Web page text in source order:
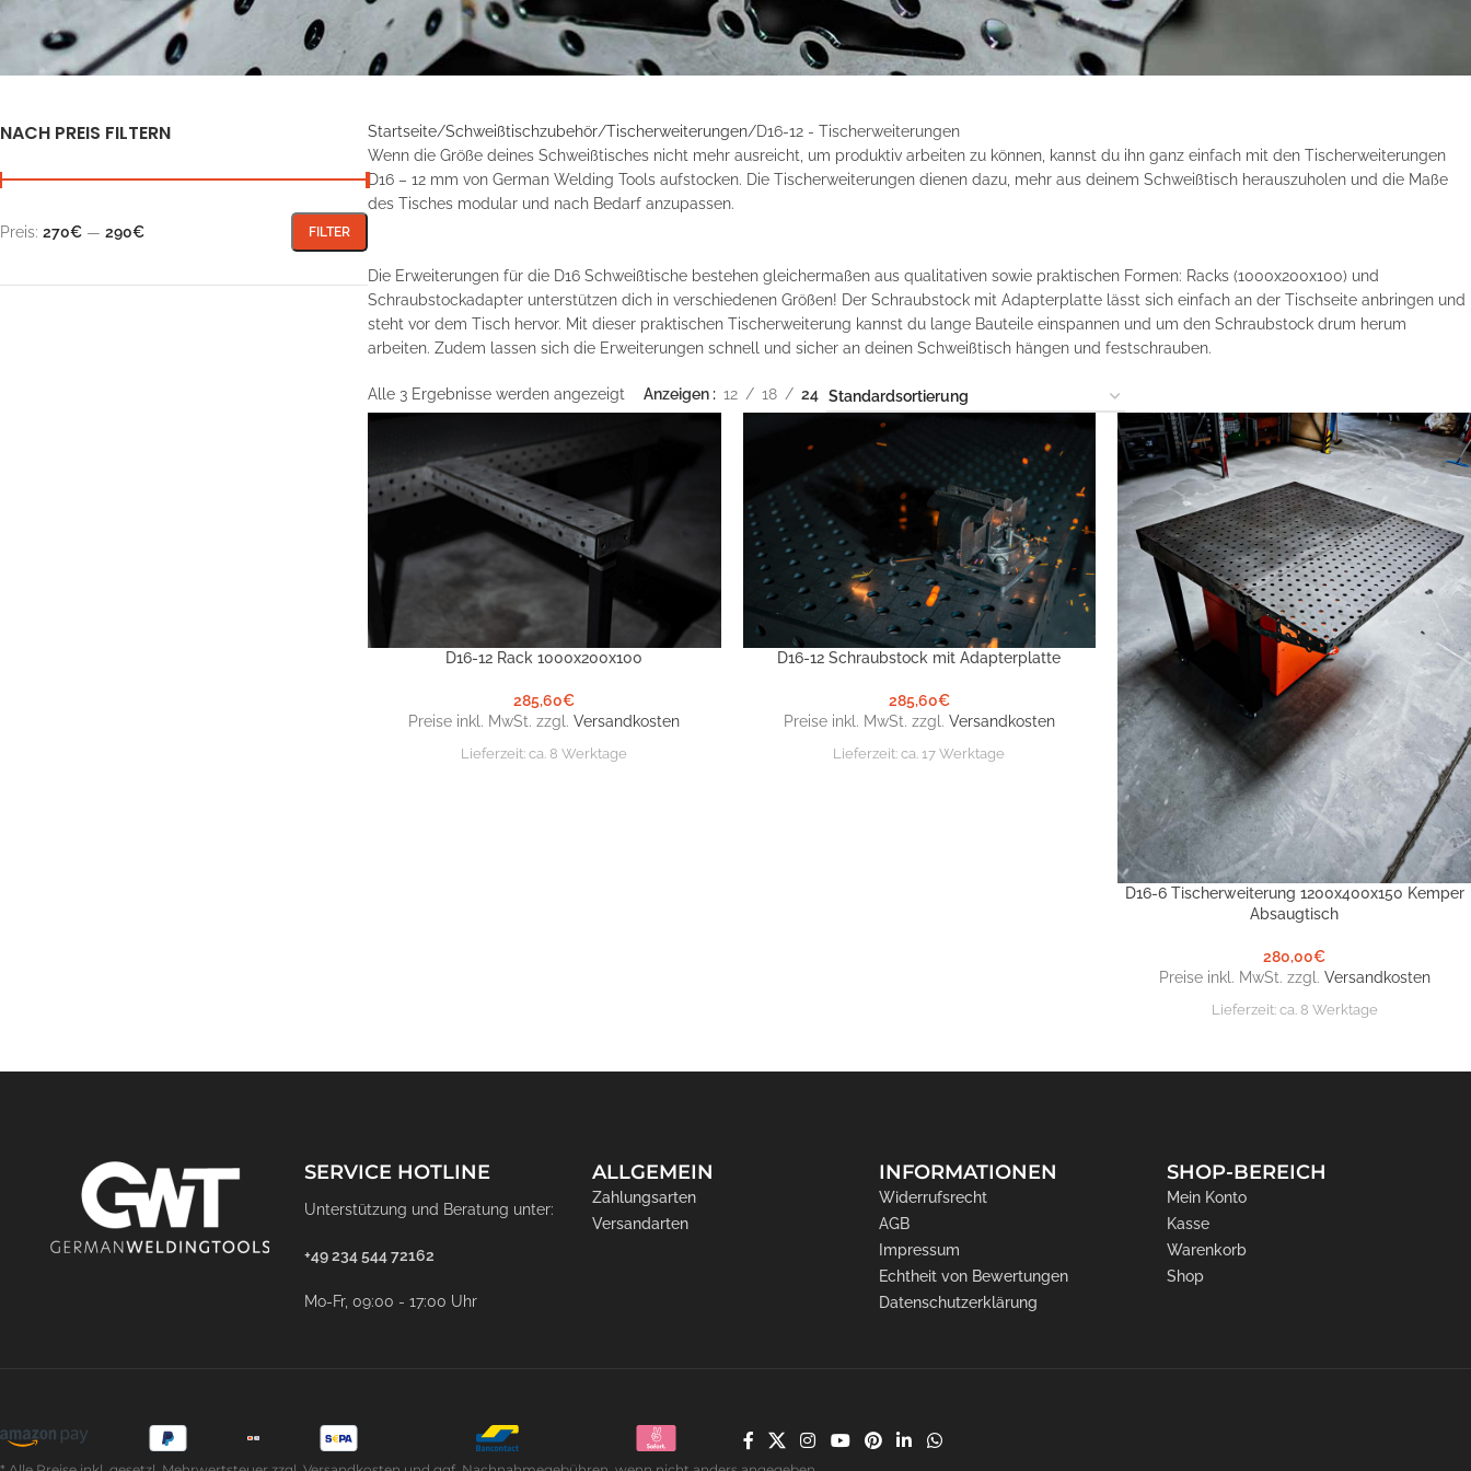
NACH PREIS FILTERN
FILTER
Preis: 270€ — 290€
Startseite Schweißtischzubehör Tischerweiterungen
D16-12 - Tischerweiterungen
Wenn die Größe deines Schweißtisches nicht mehr ausreicht, um produktiv arbeiten zu können, kannst du ihn ganz einfach mit den Tischerweiterungen
D16 – 12 mm von German Welding Tools aufstocken. Die Tischerweiterungen dienen dazu, mehr aus deinem Schweißtisch herauszuholen und die Maße
des Tisches modular und nach Bedarf anzupassen.
Die Erweiterungen für die D16 Schweißtische bestehen gleichermaßen aus qualitativen sowie praktischen Formen: Racks (1000x200x100) und
Schraubstockadapter unterstützen dich in verschiedenen Größen! Der Schraubstock mit Adapterplatte lässt sich einfach an der Tischseite anbringen und
steht vor dem Tisch hervor. Mit dieser praktischen Tischerweiterung kannst du lange Bauteile einspannen und um den Schraubstock drum herum
arbeiten. Zudem lassen sich die Erweiterungen schnell und sicher an deinen Schweißtisch hängen und festschrauben.
Alle 3 Ergebnisse werden angezeigt Anzeigen 12 18 24
IN DEN WARENKORBD16-12 Rack 1000x200x100
285,60€
Preise inkl. MwSt. zzgl.Versandkosten
Lieferzeit:ca. 8 Werktage
IN DEN WARENKORB
D16-12 Schraubstock mit Adapterplatte
285,60€
Preise inkl. MwSt. zzgl. Versandkosten
Lieferzeit:ca. 17 Werktage
IN DEN WARENKORB
D16-6 Tischerweiterung 1200x400x150 Kemper
Absaugtisch
280,00€
Preise inkl. MwSt. zzgl. Versandkosten
Lieferzeit: ca. 8 Werktage
SERVICE HOTLINE
Unterstützung und Beratung unter:
+49 234 544 72162
Mo-Fr, 09:00 - 17:00 Uhr
ALLGEMEIN
Zahlungsarten
Versandarten
INFORMATIONEN
Widerrufsrecht
AGB
Impressum
Echtheit von Bewertungen
Datenschutzerklärung
SHOP-BEREICH
Mein Konto
Kasse
Warenkorb
Shop